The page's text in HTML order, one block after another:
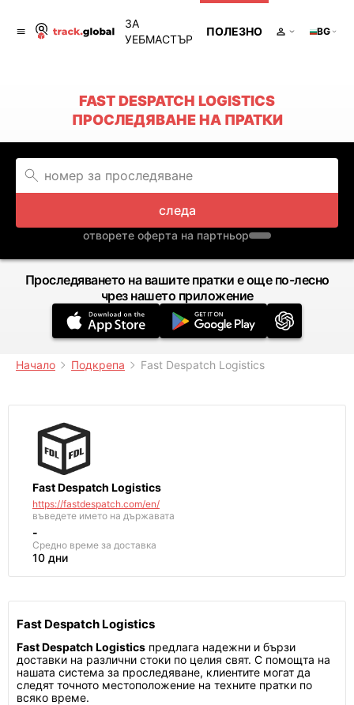
ЗА
УЕБМАСТЪР
ПОЛЕЗНО BG
FAST DESPATCH LOGISTICS
ПРОСЛЕДЯВАНЕ НА ПРАТКИ
следа
отворете оферта на партньор
Проследяването на вашите пратки е още по-лесно
чрез нашето приложение
Начало Подкрепа Fast Despatch Logistics
Fast Despatch Logistics
https://fastdespatch.com/en/
въведете името на държавата
-
Средно време за доставка
10 дни
Fast Despatch Logistics
Fast Despatch Logistics предлага надежни и бързи
доставки на различни стоки по целия свят. С помощта на
нашата система за проследяване, клиентите могат да
следят точното местоположение на техните пратки по
всяко време.